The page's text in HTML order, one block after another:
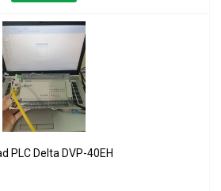
PLC Delta DVP-40EH